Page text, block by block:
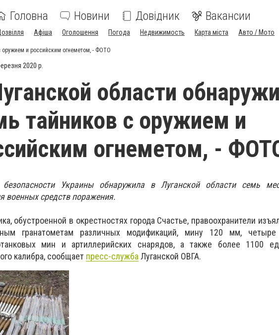
Головна Новини Довідник Вакансии
Афіша Оголошення Погода Недвижимость Карта міста Авто / Мото
оружием и российским огнеметом, - ФОТО
2020 р.
области
тайников с оружием и
огнеметом, -
Украины обнаружила в Луганской области семь
военных средств поражения.
обустроенной в окрестностях города Счастье, правоохранители
гранатометам различных модификаций, мину 120 мм,
мин и артиллерийских снарядов, а также более 1100
калибра, сообщает пресс-служба Луганской ОВГА.